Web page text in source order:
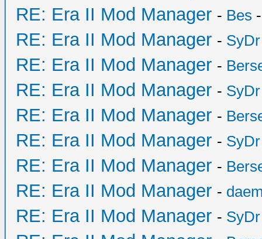
RE: Era II Mod Manager - Bes
RE: Era II Mod Manager - SyDr
RE: Era II Mod Manager -
RE: Era II Mod Manager - SyDr
RE: Era II Mod Manager -
RE: Era II Mod Manager - SyDr
RE: Era II Mod Manager -
RE: Era II Mod Manager -
RE: Era II Mod Manager - SyDr